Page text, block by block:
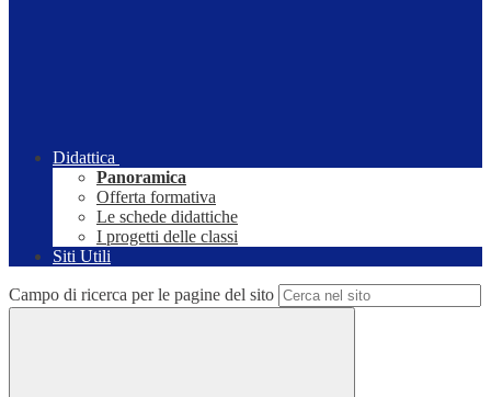
Didattica
Panoramica
Offerta formativa
Le schede didattiche
I progetti delle classi
Siti Utili
Campo di ricerca per le pagine del sito